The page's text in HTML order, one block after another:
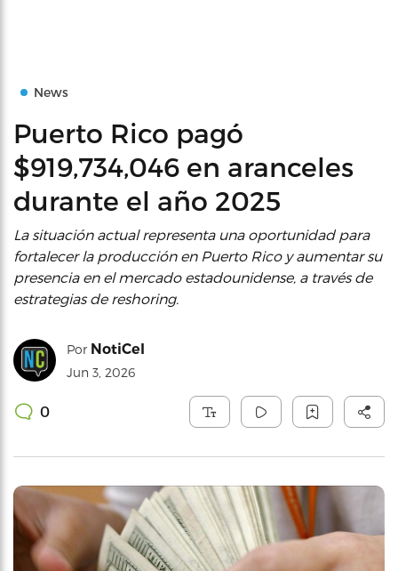
News
Puerto Rico pagó
$919,734,046 en aranceles
durante el año 2025
La situación actual representa una oportunidad para
fortalecer la producción en Puerto Rico y aumentar su
presencia en el mercado estadounidense, a través de
estrategias de reshoring.
Por NotiCel
Jun 3, 2026
0